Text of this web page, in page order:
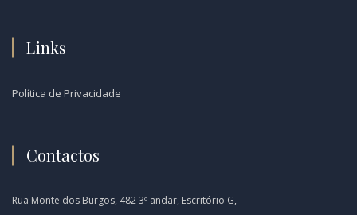
Links
Política de Privacidade
Contactos
Rua Monte dos Burgos, 482 3º andar, Escritório G,